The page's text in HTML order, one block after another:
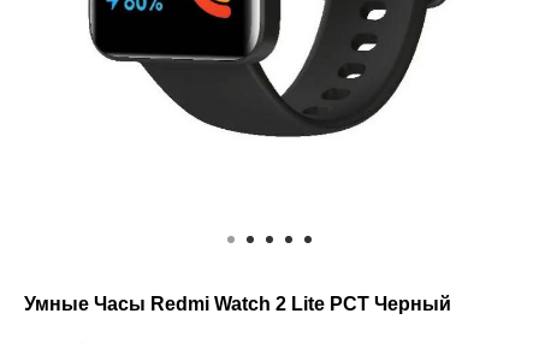
Умные Часы Redmi Watch 2 Lite РСТ Черный